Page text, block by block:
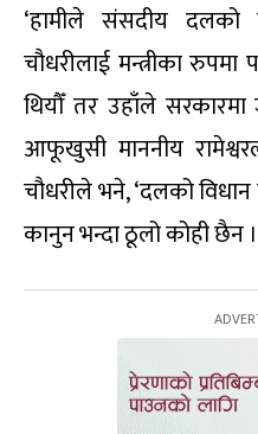
‘हामीले संसदीय दलको
चौधरीलाई मन्त्रीका
थियौँ तर उहाँले
आफूखुसी माननीय
चौधरीले भने, ‘दलको
कानुन भन्दा ठूलो कोही छैन